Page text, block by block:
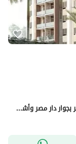
بنتهاوس لقطة 216م للبيع ببارك هيلز حدائق أكتوبر بجوار دار مصر وأشجار سيتي بمقدم 600 ألف وقسط على 6 سنوات بدون فوائد بالخدمات والمول بموقع مميز